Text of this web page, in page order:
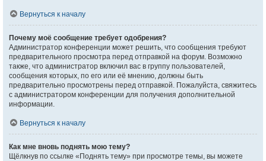
Вернуться к началу
Почему моё сообщение требует одобрения?
Администратор конференции может решить, что сообщения требуют
предварительного просмотра перед отправкой на форум. Возможно
также, что администратор включил вас в группу пользователей,
сообщения которых, по его или её мнению, должны быть
предварительно просмотрены перед отправкой. Пожалуйста, свяжитесь
с администратором конференции для получения дополнительной
информации.
Вернуться к началу
Как мне вновь поднять мою тему?
Щёлкнув по ссылке «Поднять тему» при просмотре темы, вы можете